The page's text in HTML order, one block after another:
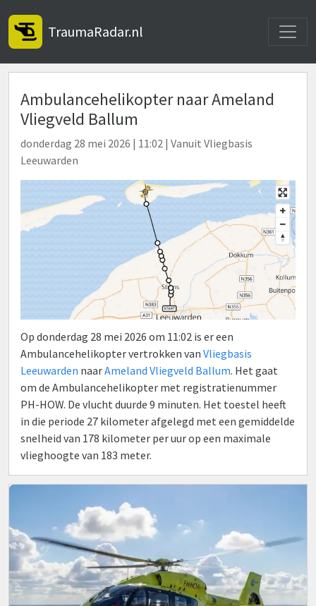
TraumaRadar.nl
Ambulancehelikopter naar Ameland
Vliegveld Ballum
donderdag 28 mei 2026 | 11:02 | Vanuit Vliegbasis
Leeuwarden
Op donderdag 28 mei 2026 om 11:02 is er een
Ambulancehelikopter vertrokken van Vliegbasis
Leeuwarden naarAmeland Vliegveld Ballum. Het gaat
om de Ambulancehelikopter met registratienummer
PH-HOW. De vlucht duurde 9 minuten. Het toestel heeft
in die periode 27 kilometer afgelegd met een gemiddelde
snelheid van 178 kilometer per uur op een maximale
vlieghoogte van 183 meter.